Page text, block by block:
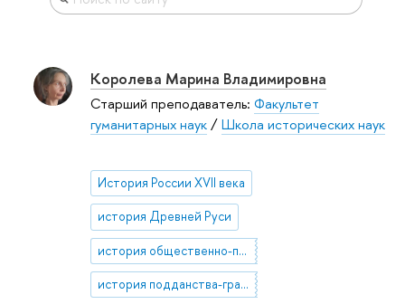
Королева Марина Владимировна
Старший преподаватель: Факультет
гуманитарных наук/Школа исторических наук
История России XVII века
история Древней Руси
история общественно-политической мысли России Средних веков и Нового времени
история подданства-гражданства